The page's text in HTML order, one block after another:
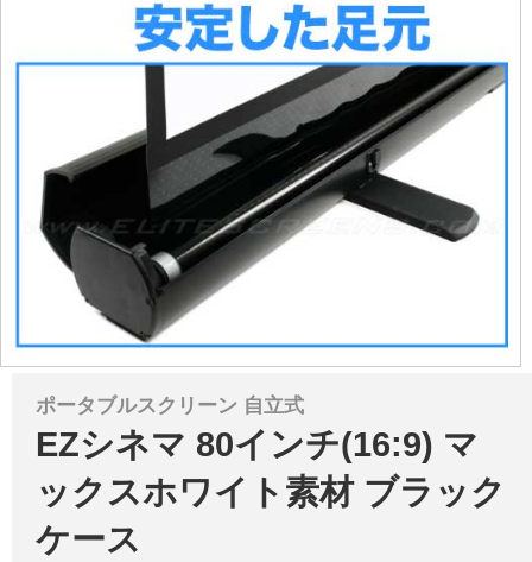
ポータブルスクリーン 自立式
EZシネマ 80インチ(16:9) マ
ックスホワイト素材 ブラック
ケース